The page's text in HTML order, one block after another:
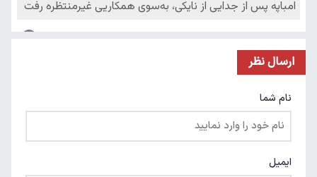
ارسال نظر
نام شما
ایمیل